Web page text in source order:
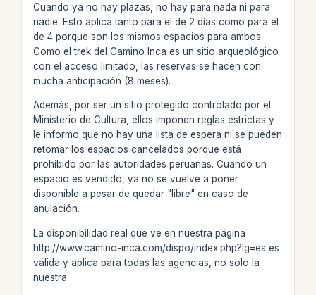
Cuando ya no hay plazas, no hay para nada ni para
nadie. Esto aplica tanto para el de 2 días como para el
de 4 porque son los mismos espacios para ambos.
Como el trek del Camino Inca es un sitio arqueológico
con el acceso limitado, las reservas se hacen con
mucha anticipación (8 meses).
Además, por ser un sitio protegido controlado por el
Ministerio de Cultura, ellos imponen reglas estrictas y
le informo que no hay una lista de espera ni se pueden
retomar los espacios cancelados porque está
prohibido por las autoridades peruanas. Cuando un
espacio es vendido, ya no se vuelve a poner
disponible a pesar de quedar "libre" en caso de
anulación.
La disponibilidad real que ve en nuestra página
http://www.camino-inca.com/dispo/index.php?lg=es es
válida y aplica para todas las agencias, no solo la
nuestra.